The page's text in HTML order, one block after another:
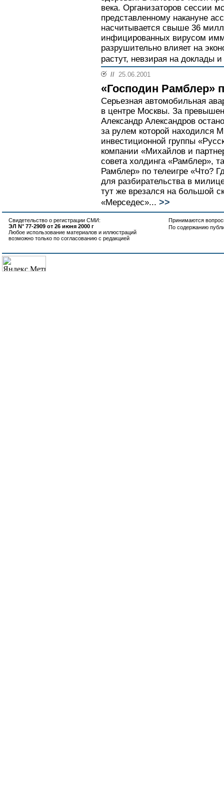
века. Организаторов сессии
представленному накануне
насчитывается свыше 36
инфицированных вирусом
разрушительно влияет на
растут, невзирая на доклады
// 25.06.2001
«Господин Рамблер»
Серьезная автомобильная
в центре Москвы. За
Александр Александров
за рулем которой находился
инвестиционной группы
компании «Михайлов и
совета холдинга «Рамблер»,
Рамблер» по телеигре «Что?
для разбирательства в
тут же врезался на большой
«Мерседес»... >>
Свидетельство о регистрации СМИ:
ЭЛ N° 77-2909 от 26 июня 2000 г
Любое использование материалов и иллюстраций
возможно только по согласованию с редакцией
Принимаются
По содержанию